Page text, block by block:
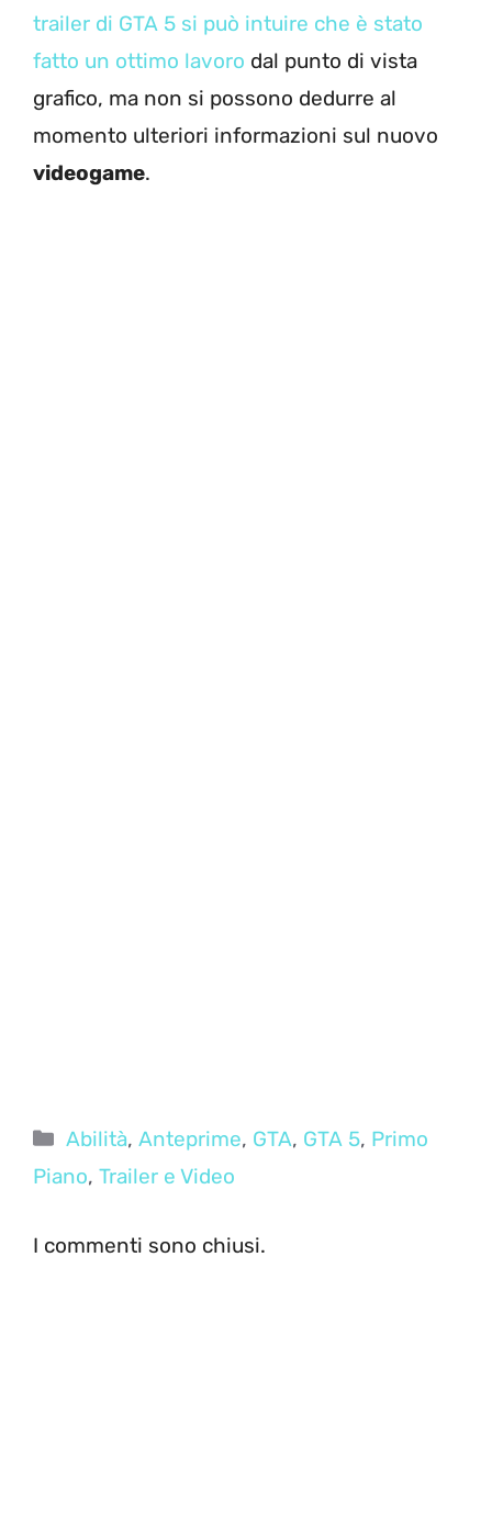
trailer di GTA 5 si può intuire che è stato
fatto un ottimo lavoro dal punto di vista
grafico, ma non si possono dedurre al
momento ulteriori informazioni sul nuovo
videogame.
Categorie
Abilità,Anteprime, GTA, GTA 5, Primo
Piano, Trailer e Video
I commenti sono chiusi.